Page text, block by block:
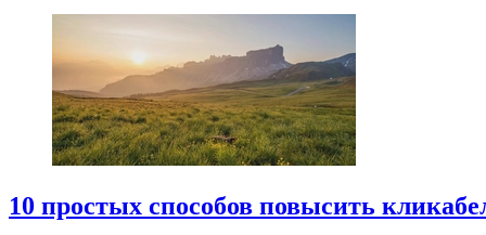
10 простых способов повысить